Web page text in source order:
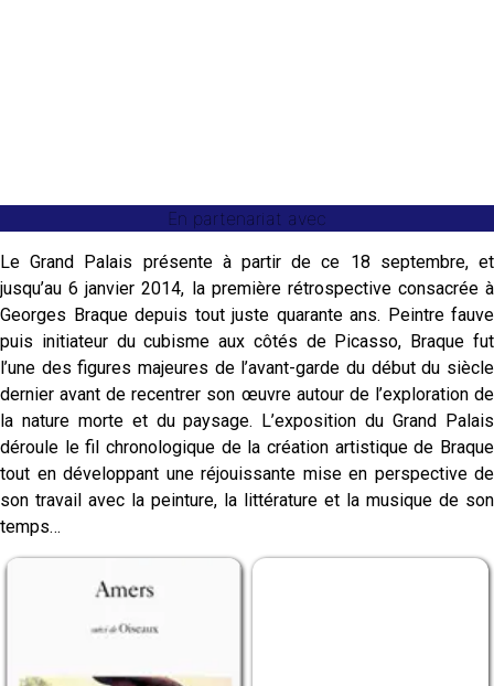
En partenariat avec
Le Grand Palais présente à partir de ce 18 septembre, et
jusqu’au 6 janvier 2014, la première rétrospective consacrée à
Georges Braque depuis tout juste quarante ans. Peintre fauve
puis initiateur du cubisme aux côtés de Picasso, Braque fut
l’une des figures majeures de l’avant-garde du début du siècle
dernier avant de recentrer son œuvre autour de l’exploration de
la nature morte et du paysage. L’exposition du Grand Palais
déroule le fil chronologique de la création artistique de Braque
tout en développant une réjouissante mise en perspective de
son travail avec la peinture, la littérature et la musique de son
temps…